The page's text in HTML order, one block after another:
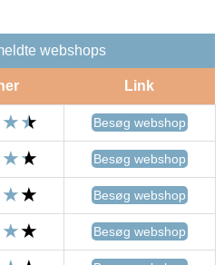
webshops
Link
Besøg webshop
Besøg webshop
Besøg webshop
Besøg webshop